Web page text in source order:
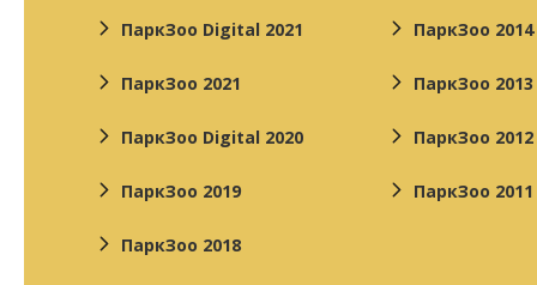
ПаркЗоо Digital 2021
ПаркЗоо 2021
ПаркЗоо Digital 2020
ПаркЗоо 2019
ПаркЗоо 2018
ПаркЗоо 2014
ПаркЗоо 2013
ПаркЗоо 2012
ПаркЗоо 2011